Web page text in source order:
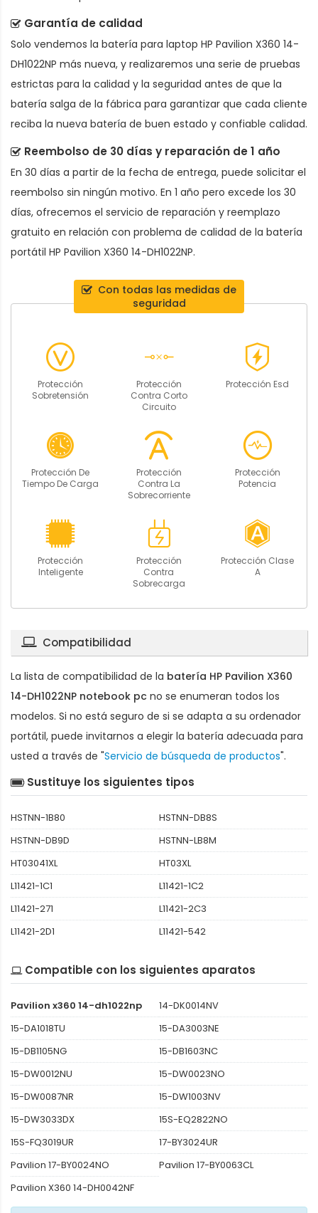
Garantía de calidad
Solo vendemos la batería para laptop HP Pavilion X360 14-
DH1022NP más nueva, y realizaremos una serie de pruebas
estrictas para la calidad y la seguridad antes de que la
batería salga de la fábrica para garantizar que cada cliente
reciba la nueva batería de buen estado y confiable calidad.
Reembolso de 30 días y reparación de 1 año
En 30 días a partir de la fecha de entrega, puede solicitar el
reembolso sin ningún motivo. En 1 año pero excede los 30
días, ofrecemos el servicio de reparación y reemplazo
gratuito en relación con problema de calidad de la batería
portátil HP Pavilion X360 14-DH1022NP.
Con todas las medidas de
seguridad
Protección
Sobretensión
Protección
Contra Corto
Circuito
Protección Esd
Protección De
Tiempo De Carga
Protección
Contra La
Sobrecorriente
Protección
Potencia
Protección
Inteligente
Protección
Contra
Sobrecarga
Protección Clase
A
Compatibilidad
La lista de compatibilidad de la batería HP Pavilion X360
14-DH1022NP notebook pc no se enumeran todos los
modelos. Si no está seguro de si se adapta a su ordenador
portátil, puede invitarnos a elegir la batería adecuada para
usted a través de "Servicio de búsqueda de productos".
Sustituye los siguientes tipos
HSTNN-1B80
HSTNN-DB8S
HSTNN-DB9D
HSTNN-LB8M
HT03041XL
HT03XL
L11421-1C1
L11421-1C2
L11421-271
L11421-2C3
L11421-2D1
L11421-542
Compatible con los siguientes aparatos
Pavilion x360 14-dh1022np
14-DK0014NV
15-DA1018TU
15-DA3003NE
15-DB1105NG
15-DB1603NC
15-DW0012NU
15-DW0023NO
15-DW0087NR
15-DW1003NV
15-DW3033DX
15S-EQ2822NO
15S-FQ3019UR
17-BY3024UR
Pavilion 17-BY0024NO
Pavilion 17-BY0063CL
Pavilion X360 14-DH0042NF